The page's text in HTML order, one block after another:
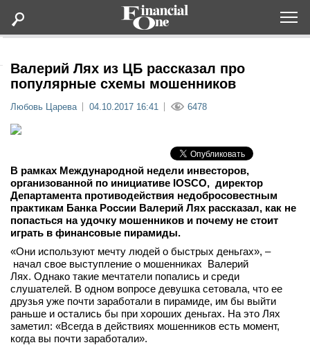
Статьи
Lifestyle
Мероприятия
Новости
Интервью
вконтакте
телеграм
Валерий Лях из ЦБ рассказал про
популярные схемы мошенников
Любовь Царева 04.10.2017 16:41 6478
В рамках Международной недели инвесторов,
организованной по инициативе IOSCO, директор
Департамента противодействия недобросовестным
практикам Банка России Валерий Лях рассказал, как не
попасться на удочку мошенников и почему не стоит
играть в финансовые пирамиды.
«Они используют мечту людей о быстрых деньгах», –
начал свое выступление о мошенниках Валерий
Лях. Однако такие мечтатели попались и среди
слушателей. В одном вопросе девушка сетовала, что ее
друзья уже почти заработали в пирамиде, им бы выйти
раньше и остались бы при хороших деньгах. На это Лях
заметил: «Всегда в действиях мошенников есть момент,
когда вы почти заработали».